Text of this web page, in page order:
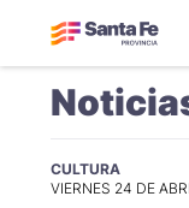
CULTURA
VIERNES 24 DE